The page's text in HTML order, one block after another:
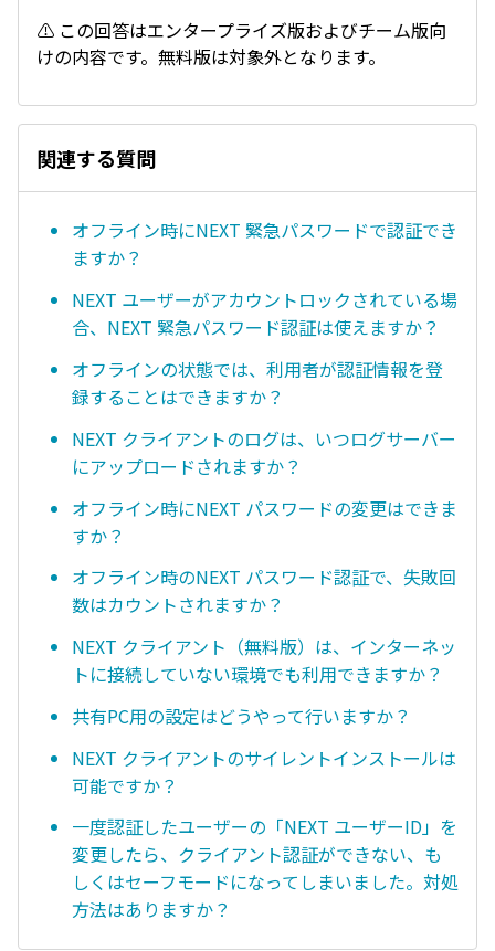
⚠ この回答はエンタープライズ版およびチーム版向
けの内容です。無料版は対象外となります。
関連する質問
オフライン時にNEXT 緊急パスワードで認証でき
ますか？
NEXT ユーザーがアカウントロックされている場
合、NEXT 緊急パスワード認証は使えますか？
オフラインの状態では、利用者が認証情報を登
録することはできますか？
NEXT クライアントのログは、いつログサーバー
にアップロードされますか？
オフライン時にNEXT パスワードの変更はできま
すか？
オフライン時のNEXT パスワード認証で、失敗回
数はカウントされますか？
NEXT クライアント（無料版）は、インターネッ
トに接続していない環境でも利用できますか？
共有PC用の設定はどうやって行いますか？
NEXT クライアントのサイレントインストールは
可能ですか？
一度認証したユーザーの「NEXT ユーザーID」を
変更したら、クライアント認証ができない、も
しくはセーフモードになってしまいました。対処
方法はありますか？